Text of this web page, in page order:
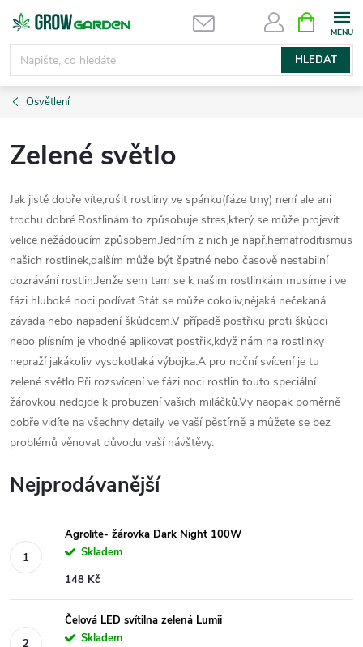
Přejít
obsah
HLEDAT
NÁKUPNÍ
KOŠÍK
Osvětlení
Zelené světlo
Jak jistě dobře víte,rušit rostliny ve spánku(fáze tmy) není ale ani
trochu dobré.Rostlinám to způsobuje stres,který se může projevit
velice nežádoucím způsobem.Jedním z nich je např.hemafroditismus
našich rostlinek,dalším může být špatné nebo časově nestabilní
dozrávání rostlin.Jenže sem tam se k našim rostlinkám musíme i ve
fázi hluboké noci podívat.Stát se může cokoliv,nějaká nečekaná
závada nebo napadení škůdcem.V případě postřiku proti škůdci
nebo plísním je vhodné aplikovat postřik,když nám na rostlinky
nepraží jakákoliv vysokotlaká výbojka.A pro noční svícení je tu
zelené světlo.Při rozsvícení ve fázi noci rostlin touto speciální
žárovkou nedojde k probuzení vašich miláčků.Vy naopak poměrně
dobře vidíte na všechny detaily ve vaší pěstírně a můžete se bez
problémů věnovat důvodu vaší návštěvy.
Nejprodávanější
Agrolite- žárovka Dark Night 100W
Skladem
148 Kč
Čelová LED svítilna zelená Lumii
Skladem